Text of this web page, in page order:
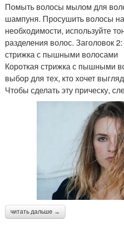
Помыть волосы мылом для
шампуня. Просушить волосы
необходимости, используйте
разделения волос. Заголовок
стрижка с пышными волосами
Короткая стрижка с пышными
выбор для тех, кто хочет
Чтобы сделать эту прическу,
читать дальше →